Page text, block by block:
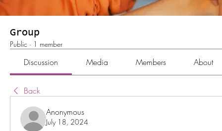
Group
Public · 1 member
Discussion Media Members About
Back
Anonymous
July 18, 2024